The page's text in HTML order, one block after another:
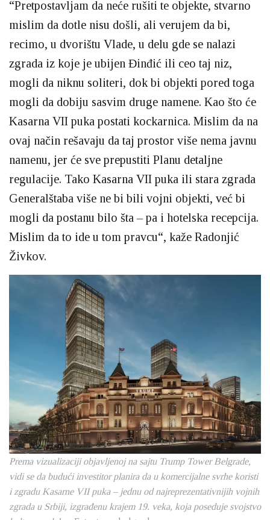
“Pretpostavljam da neće rušiti te objekte, stvarno
mislim da dotle nisu došli, ali verujem da bi,
recimo, u dvorištu Vlade, u delu gde se nalazi
zgrada iz koje je ubijen Đinđić ili ceo taj niz,
mogli da niknu soliteri, dok bi objekti pored toga
mogli da dobiju sasvim druge namene. Kao što će
Kasarna VII puka postati kockarnica. Mislim da na
ovaj način rešavaju da taj prostor više nema javnu
namenu, jer će sve prepustiti Planu detaljne
regulacije. Tako Kasarna VII puka ili stara zgrada
Generalštaba više ne bi bili vojni objekti, već bi
mogli da postanu bilo šta – pa i hotelska recepcija.
Mislim da to ide u tom pravcu“, kaže Radonjić
Živkov.
Prema vizualizaciji objavljenoj na sajtu Trump Tower Belgrade,
vidi se da budući investitor planira da u komercijalne svrhe koristi
i zgradu Kasarne VII puka – jednu od najreprezentativnijih vojnih
zgrada u Srbiji, izgrađenu krajem 19. veka, koja poseduje svojstvo